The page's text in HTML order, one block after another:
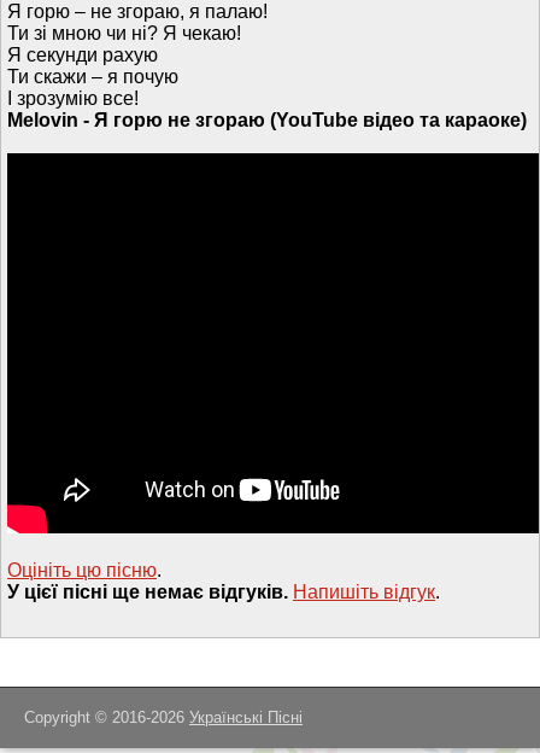
Я горю – не згораю, я палаю!
Ти зі мною чи ні? Я чекаю!
Я секунди рахую
Ти скажи – я почую
І зрозумію все!
Melovin - Я горю не згораю (YouTube відео та караоке)
Оцініть цю пісню.
У цієї пісні ще немає відгуків. Напишiть вiдгук.
Copyright © 2016-2026 Українські Пісні